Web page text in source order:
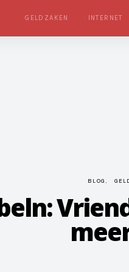
GELDZAKEN INTERNET
BLOG